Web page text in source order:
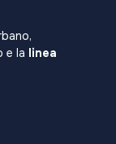
e la linea